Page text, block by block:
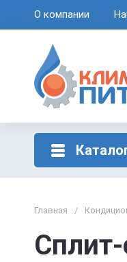
О компании
Главная /